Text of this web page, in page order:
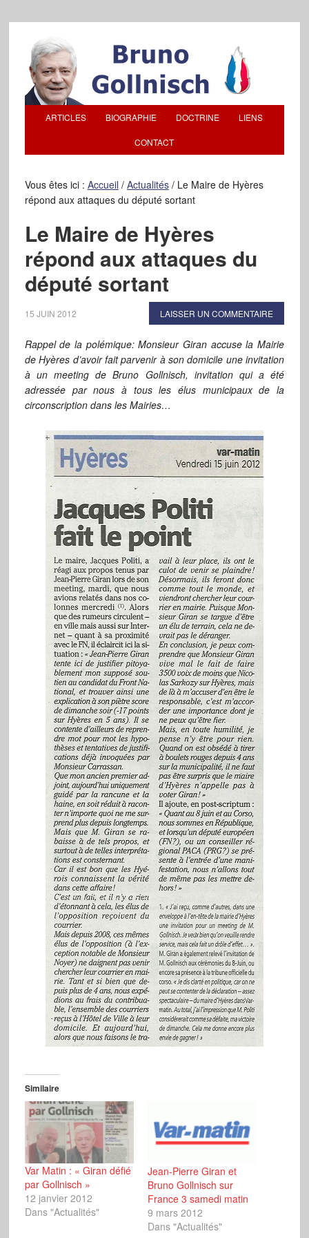
ARTICLES BIOGRAPHIE DOCTRINE LIENS
CONTACT
Vous êtes ici : Accueil / Actualités /Le Maire de Hyères
répond aux attaques du député sortant
Le Maire de Hyères
répond aux attaques du
député sortant
15 JUIN 2012 LAISSER UN COMMENTAIRE
Rappel de la polémique: Monsieur Giran accuse la Mairie
de Hyères d’avoir fait parvenir à son domicile une invitation
à un meeting de Bruno Gollnisch, invitation qui a été
adressée par nous à tous les élus municipaux de la
circonscription dans les Mairies…
Similaire
Var Matin : « Giran défié
par Gollnisch »
12 janvier 2012
Dans "Actualités"
Jean-Pierre Giran et
Bruno Gollnisch sur
France 3 samedi matin
9 mars 2012
Dans "Actualités"